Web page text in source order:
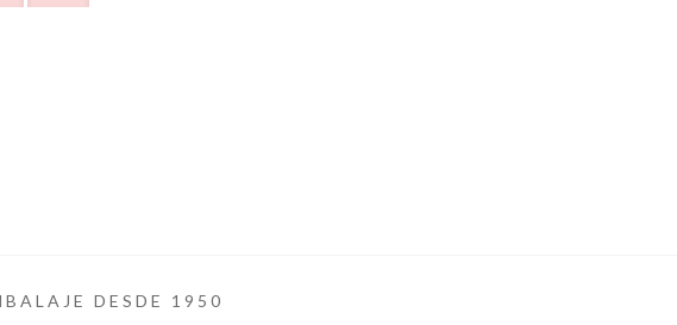
DESDE 1950